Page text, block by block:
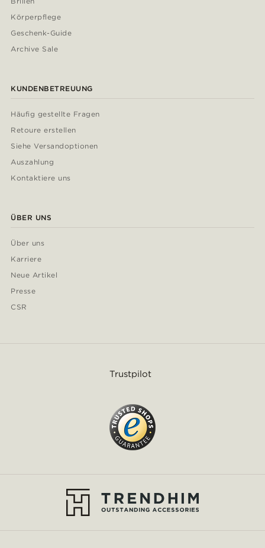
Körperpflege
Geschenk-Guide
Archive Sale
KUNDENBETREUUNG
Häufig gestellte Fragen
Retoure erstellen
Siehe Versandoptionen
Auszahlung
Kontaktiere uns
ÜBER UNS
Über uns
Karriere
Neue Artikel
Presse
CSR
Trustpilot